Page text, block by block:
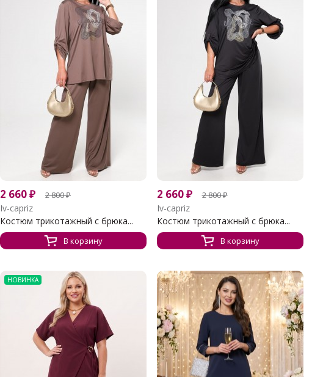
2 660₽ 2 800₽
Iv-capriz
Костюм трикотажный с брюка...
В корзину
2 660₽ 2 800₽
Iv-capriz
Костюм трикотажный с брюка...
В корзину
НОВИНКА